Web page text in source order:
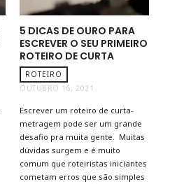
5 DICAS DE OURO PARA
ESCREVER O SEU PRIMEIRO
ROTEIRO DE CURTA
ROTEIRO
OUTUBRO 16, 2021
Escrever um roteiro de curta-
metragem pode ser um grande
desafio pra muita gente. Muitas
dúvidas surgem e é muito
comum que roteiristas iniciantes
cometam erros que são simples